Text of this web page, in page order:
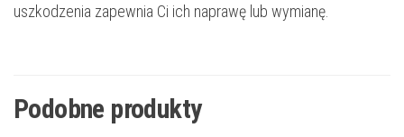
uszkodzenia zapewnia Ci ich naprawę lub wymianę.
Podobne produkty